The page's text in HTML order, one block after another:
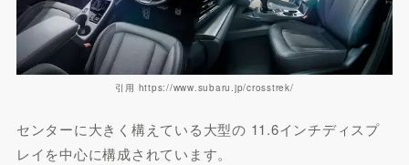
引用 https://www.subaru.jp/crosstrek/
センターに大きく構えている大型の 11.6インチディスプ
レイを中心に構成されています。